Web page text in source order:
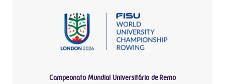
Campeonato Mundial Universitário de Remo